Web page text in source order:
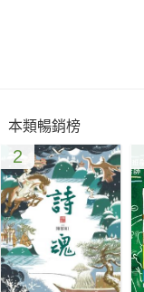
牠走在路上會撞到天
理，他大大的尾巴還
嗎?
本書故事充滿創意
可思議的角色，帶領
困難，讓孩子去思考
「一起上學去」書衣
同的上學之路，有的
本類暢銷榜
2